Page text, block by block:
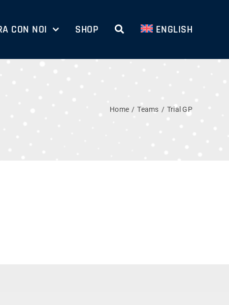
CON NOI SHOP ENGLISH
Home Teams Trial GP